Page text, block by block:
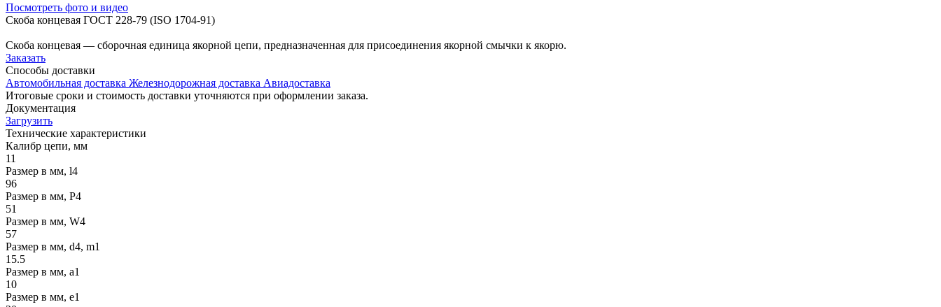
Посмотреть фото и видео
Скоба концевая ГОСТ 228-79 (ISO 1704-91)
Скоба концевая — сборочная единица якорной цепи, предназначенная для присоединения якорной смычки к якорю.
Заказать
Способы доставки
Автомобильная доставка Железнодорожная доставка Авиадоставка
Итоговые сроки и стоимость доставки уточняются при оформлении заказа.
Документация
Загрузить
Технические характеристики
Калибр цепи, мм
11
Размер в мм, l4
96
Размер в мм, P4
51
Размер в мм, W4
57
Размер в мм, d4, m1
15.5
Размер в мм, a1
10
Размер в мм, e1